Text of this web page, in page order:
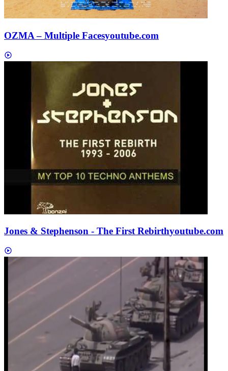
OZMA – Multiple Facesyoutube.com
Jones & Stephenson - The First Rebirthyoutube.com